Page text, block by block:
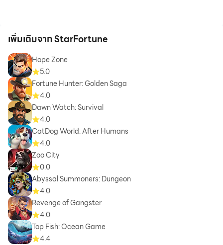
เพิ่มเติมจาก StarFortune
Hope Zone
5.0
Fortune Hunter: Golden Saga
4.0
Dawn Watch: Survival
4.0
CatDog World: After Humans
4.0
Zoo City
0.0
Abyssal Summoners: Dungeon
4.0
Revenge of Gangster
4.0
Top Fish: Ocean Game
4.4